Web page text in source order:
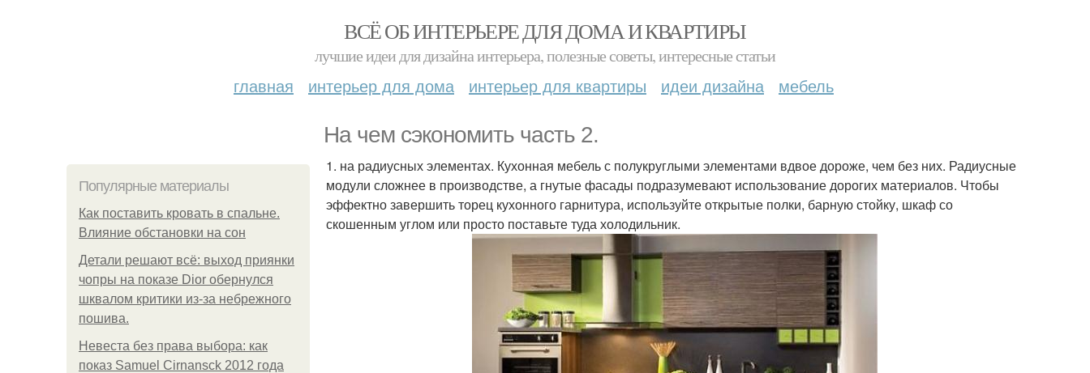
ВСЁ ОБ ИНТЕРЬЕРЕ ДЛЯ ДОМА И КВАРТИРЫ
лучшие идеи для дизайна интерьера, полезные советы, интересные статьи
главная интерьер для дома интерьер для квартиры идеи дизайна мебель
На чем сэкономить часть 2.
Популярные материалы
Как поставить кровать в спальне.
Влияние обстановки на сон
Детали решают всё: выход приянки
чопры на показе Dior обернулся
шквалом критики из-за небрежного
пошива.
Невеста без права выбора: как
показ Samuel Cirnansck 2012 года
1. на радиусных элементах. Кухонная мебель с полукруглыми элементами вдвое дороже, чем без них. Радиусные
модули сложнее в производстве, а гнутые фасады подразумевают использование дорогих материалов. Чтобы
эффектно завершить торец кухонного гарнитура, используйте открытые полки, барную стойку, шкаф со
скошенным углом или просто поставьте туда холодильник.